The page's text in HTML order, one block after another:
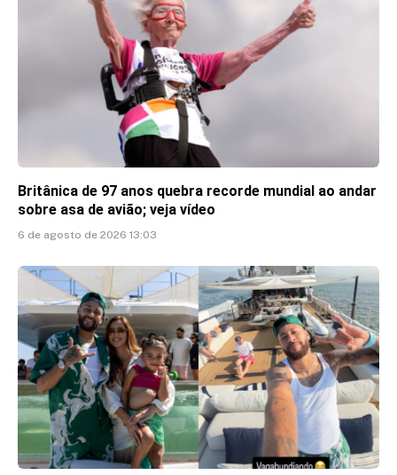
Britânica de 97 anos quebra recorde mundial ao andar
sobre asa de avião; veja vídeo
6 de agosto de 2026 13:03